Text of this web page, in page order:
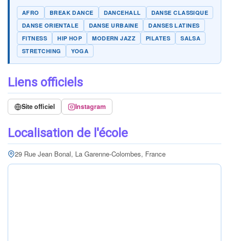
AFRO BREAK DANCE DANCEHALL
DANSE CLASSIQUE
DANSE ORIENTALE
DANSE URBAINE
DANSES LATINES
FITNESS
HIP HOP MODERN JAZZ PILATES
SALSA
STRETCHING
YOGA
Liens officiels
Site officiel Instagram
Localisation de l'école
29 Rue Jean Bonal, La Garenne-Colombes, France